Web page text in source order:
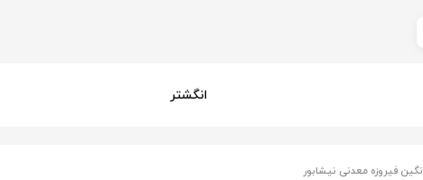
انگشتر
نگین فیروزه معدنی نیشابور